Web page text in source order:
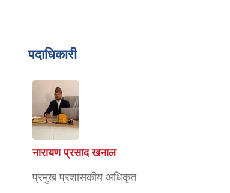
पदाधिकारी
नारायण प्रसाद खनाल
प्रमुख प्रशासकीय अधिकृत